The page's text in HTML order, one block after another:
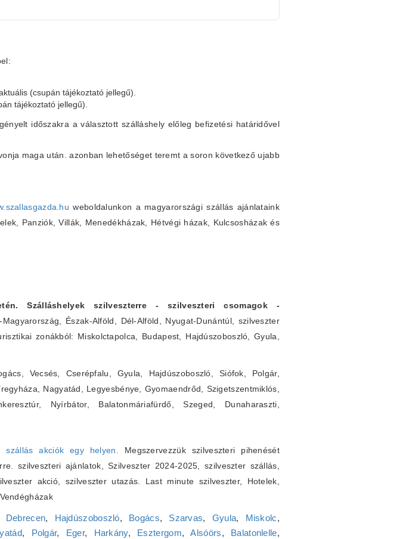
(csupán tájékoztató jellegű).
tájékoztató jellegű).
időszakra a választott szálláshely előleg befizetési határidővel
maga után. azonban lehetőséget teremt a soron következő ujabb
weboldalunkon a magyarországi szállás ajánlataink
Panziók, Villák, Menedékházak, Hétvégi házak, Kulcsosházak és
Szálláshelyek szilveszterre - szilveszteri csomagok -
Észak-Alföld, Dél-Alföld, Nyugat-Dunántúl, szilveszter
zonákból: Miskolctapolca, Budapest, Hajdúszoboszló, Gyula,
Vecsés, Cserépfalu, Gyula, Hajdúszoboszló, Siófok, Polgár,
Nagyatád, Legyesbénye, Gyomaendrőd, Szigetszentmiklós,
Nyírbátor, Balatonmáriafürdő, Szeged, Dunaharaszti,
szállás akciók egy helyen. Megszervezzük szilveszteri pihenését
szilveszteri ajánlatok, Szilveszter 2024-2025, szilveszter szállás,
akció, szilveszter utazás. Last minute szilveszter, Hotelek,
Debrecen, Hajdúszoboszló, Bogács, Szarvas, Gyula, Miskolc,
, Polgár, Eger, Harkány, Esztergom,Alsóörs, Balatonlelle,